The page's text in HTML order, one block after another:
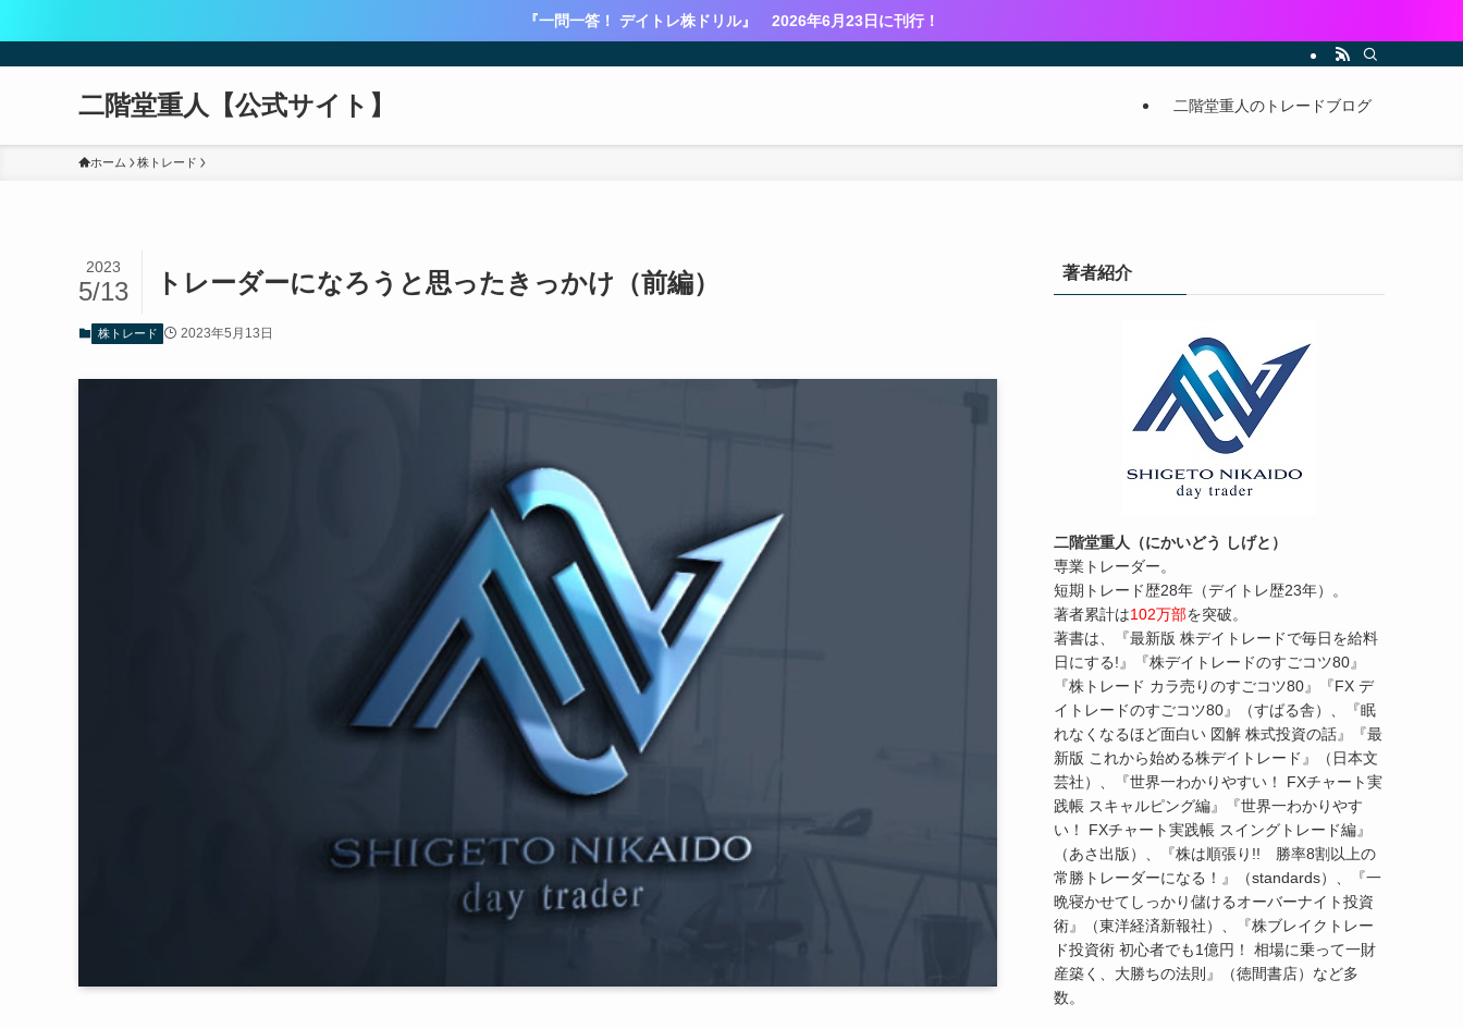
『一問一答！ デイトレ株ドリル』 2026年6月23日に刊行！
二階堂重人【公式サイト】 二階堂重人のトレードブログ
ホーム 株トレード
トレーダーになろうと思ったきっかけ（前編）
2023
5/13
株トレード 2023年5月13日
著者紹介
二階堂重人（にかいどう しげと）
専業トレーダー。
短期トレード歴28年（デイトレ歴23年）。
著者累計は102万部を突破。
著書は、『最新版 株デイトレードで毎日を給料
日にする!』『株デイトレードのすごコツ80』
『株トレード カラ売りのすごコツ80』『FX デ
イトレードのすごコツ80』（すばる舎）、『眠
れなくなるほど面白い 図解 株式投資の話』『最
新版 これから始める株デイトレード』（日本文
芸社）、『世界一わかりやすい！ FXチャート実
践帳 スキャルピング編』『世界一わかりやす
い！ FXチャート実践帳 スイングトレード編』
（あさ出版）、『株は順張り!! 勝率8割以上の
常勝トレーダーになる！』（standards）、『一
晩寝かせてしっかり儲けるオーバーナイト投資
術』（東洋経済新報社）、『株ブレイクトレー
ド投資術 初心者でも1億円！ 相場に乗って一財
産築く、大勝ちの法則』（徳間書店）など多
数。